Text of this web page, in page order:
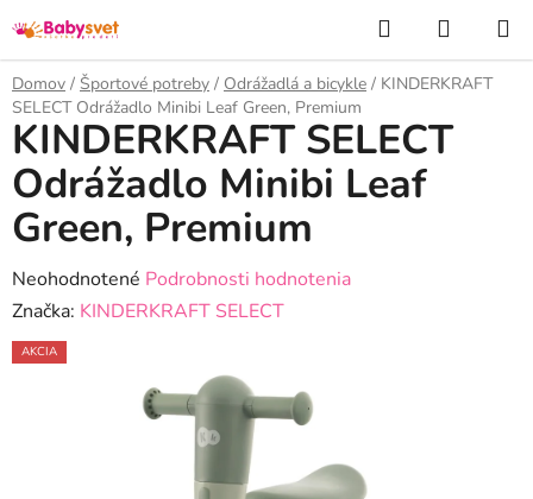
na
obsah
Hľadať
KOŠÍK
Domov / Športové potreby / Odrážadlá a bicykle / KINDERKRAFT
SELECT Odrážadlo Minibi Leaf Green, Premium
KINDERKRAFT SELECT
Odrážadlo Minibi Leaf
Green, Premium
Priemerné
hodnotenie
produktu
Neohodnotené Podrobnosti hodnotenia
Značka: KINDERKRAFT SELECT
AKCIA